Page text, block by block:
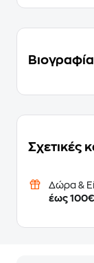
Σχετικές
Δώρα &
έως 100€